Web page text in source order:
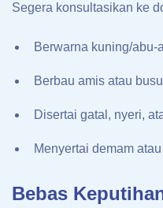
Segera konsultasikan ke
Berwarna kuning/abu-
Berbau amis atau
Disertai gatal, nyeri,
Menyertai demam
Bebas